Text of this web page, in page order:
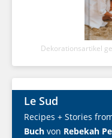
Dekorationsartikel
Le Sud
Recipes + Stories
Buch von Rebekah